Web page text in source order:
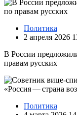
Политика
2 апреля 2026
В России
правам русских
Политика